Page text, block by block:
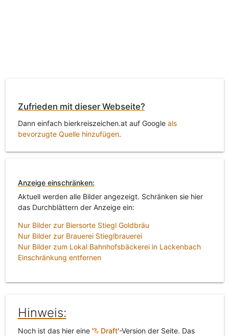
Zufrieden mit dieser Webseite?
Dann einfach bierkreiszeichen.at auf Google als
bevorzugte Quelle hinzufügen.
Anzeige einschränken:
Aktuell werden alle Bilder angezeigt. Schränken sie hier
das Durchblättern der Anzeige ein:
Nur Bilder zur Biersorte Stiegl Goldbräu
Nur Bilder zur Brauerei Stieglbrauerei
Nur Bilder zum Lokal Bahnhofsbäckerei in Lackenbach
Einschränkung entfernen
Hinweis:
Noch ist das hier eine ' Draft'-Version der Seite. Das